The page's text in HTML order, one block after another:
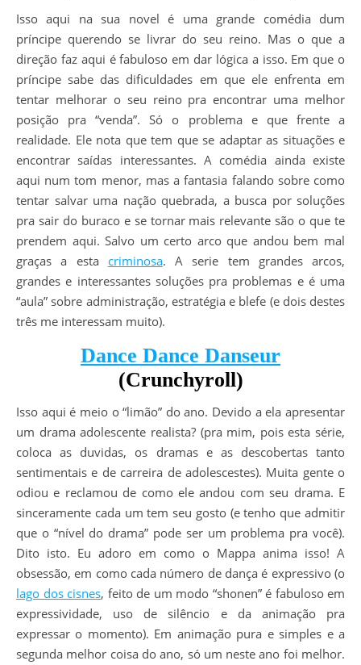
Isso aqui na sua novel é uma grande comédia dum
príncipe querendo se livrar do seu reino. Mas o que a
direção faz aqui é fabuloso em dar lógica a isso. Em que o
príncipe sabe das dificuldades em que ele enfrenta em
tentar melhorar o seu reino pra encontrar uma melhor
posição pra “venda”. Só o problema e que frente a
realidade. Ele nota que tem que se adaptar as situações e
encontrar saídas interessantes. A comédia ainda existe
aqui num tom menor, mas a fantasia falando sobre como
tentar salvar uma nação quebrada, a busca por soluções
pra sair do buraco e se tornar mais relevante são o que te
prendem aqui. Salvo um certo arco que andou bem mal
graças a esta criminosa. A serie tem grandes arcos,
grandes e interessantes soluções pra problemas e é uma
“aula” sobre administração, estratégia e blefe (e dois destes
três me interessam muito).
Dance Dance Danseur
(Crunchyroll)
Isso aqui é meio o “limão” do ano. Devido a ela apresentar
um drama adolescente realista? (pra mim, pois esta série,
coloca as duvidas, os dramas e as descobertas tanto
sentimentais e de carreira de adolescestes). Muita gente o
odiou e reclamou de como ele andou com seu drama. E
sinceramente cada um tem seu gosto (e tenho que admitir
que o “nível do drama” pode ser um problema pra você).
Dito isto. Eu adoro em como o Mappa anima isso! A
obsessão, em como cada número de dança é expressivo (o
lago dos cisnes, feito de um modo “shonen” é fabuloso em
expressividade, uso de silêncio e da animação pra
expressar o momento). Em animação pura e simples e a
segunda melhor coisa do ano, só um neste ano foi melhor.